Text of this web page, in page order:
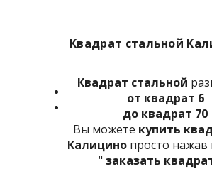
Квадрат стальной
Квадрат стальной
от квадрат 6
до квадрат 70
Вы можете купить
Калицино просто нажав
" заказать